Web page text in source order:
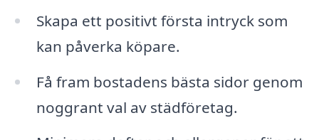
Skapa ett positivt första intryck som
kan påverka köpare.
Få fram bostadens bästa sidor genom
noggrant val av städföretag.